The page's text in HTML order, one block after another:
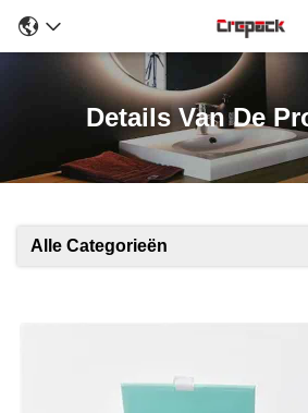
Details Van De
Alle Categorieën